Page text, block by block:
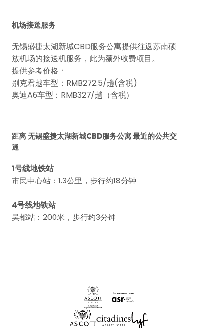
机场接送服务
无锡盛捷太湖新城CBD服务公寓提供往返苏南硕
放机场的接送机服务，此为额外收费项目。
提供参考价格：
别克君越车型：RMB272.5/趟(含税)
奥迪A6车型：RMB327/趟（含税）
距离 无锡盛捷太湖新城CBD服务公寓 最近的公共交
通
1号线地铁站
市民中心站：1.3公里，步行约18分钟
4号线地铁站
吴都站：200米，步行约3分钟